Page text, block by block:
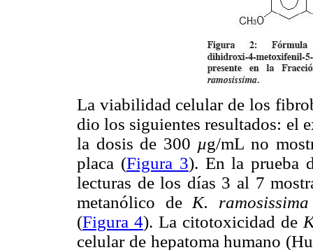
La viabilidad celular de los
dio los siguientes resultados: el
la dosis de 300 µg/mL no
placa (Figura 3). En la prueba
lecturas de los días 3 al 7
metanólico de K. ramosissima
(Figura 4). La citotoxicidad de
celular de hepatoma humano